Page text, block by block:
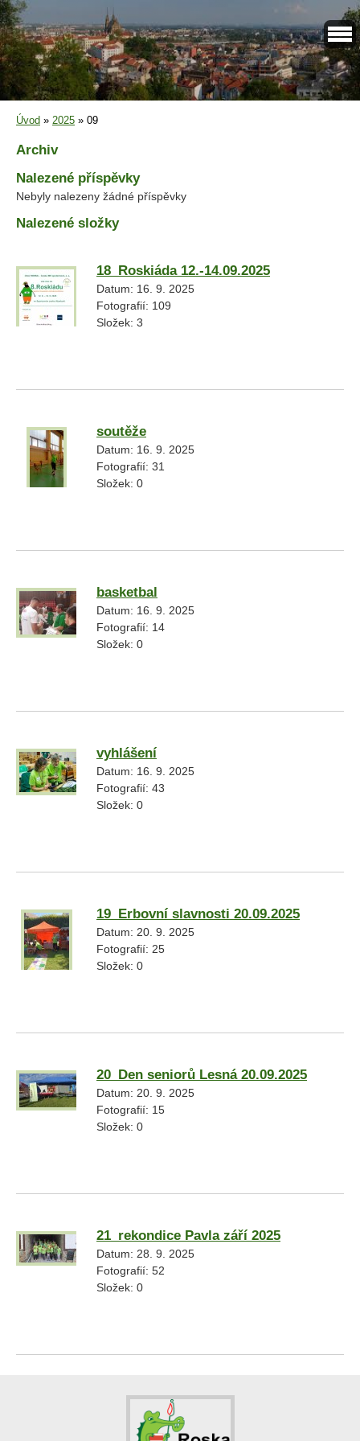
Úvod » 2025 » 09
Archiv
Nalezené příspěvky
Nebyly nalezeny žádné příspěvky
Nalezené složky
18_Roskiáda 12.-14.09.2025
Datum: 16. 9. 2025
Fotografií: 109
Složek: 3
soutěže
Datum: 16. 9. 2025
Fotografií: 31
Složek: 0
basketbal
Datum: 16. 9. 2025
Fotografií: 14
Složek: 0
vyhlášení
Datum: 16. 9. 2025
Fotografií: 43
Složek: 0
19_Erbovní slavnosti 20.09.2025
Datum: 20. 9. 2025
Fotografií: 25
Složek: 0
20_Den seniorů Lesná 20.09.2025
Datum: 20. 9. 2025
Fotografií: 15
Složek: 0
21_rekondice Pavla září 2025
Datum: 28. 9. 2025
Fotografií: 52
Složek: 0